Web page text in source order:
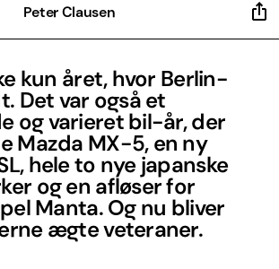
Peter Clausen
kun året, hvor Berlin-
Det var også et
og varieret bil-år, der
Mazda MX-5, en ny
hele to nye japanske
og en afløser for
Manta. Og nu bliver
ægte veteraner.